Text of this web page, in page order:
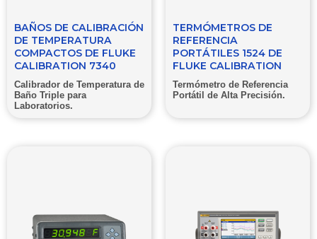
BAÑOS DE CALIBRACIÓN
DE TEMPERATURA
COMPACTOS DE FLUKE
CALIBRATION 7340
Calibrador de Temperatura de
Baño Triple para
Laboratorios.
TERMÓMETROS DE
REFERENCIA
PORTÁTILES 1524 DE
FLUKE CALIBRATION
Termómetro de Referencia
Portátil de Alta Precisión.